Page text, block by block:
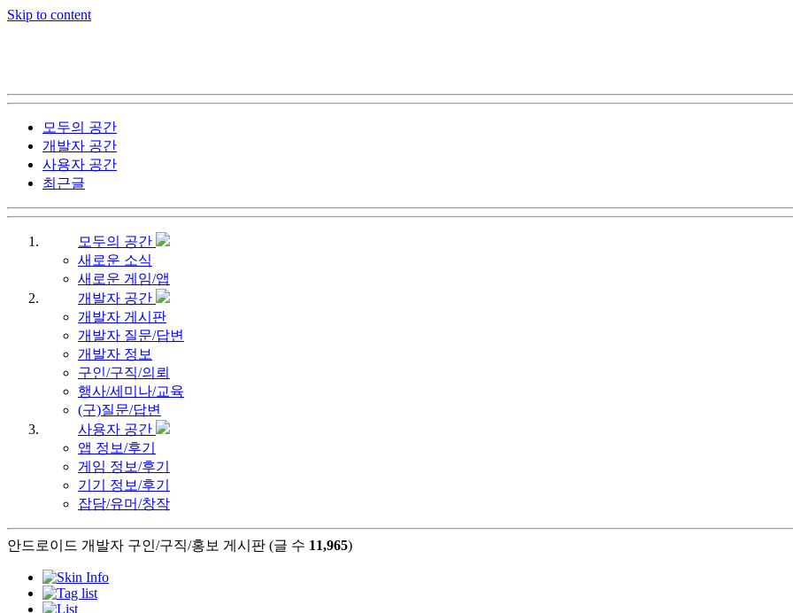
Skip to content
모두의 공간
개발자 공간
사용자 공간
최근글
모두의 공간
새로운 소식
새로운 게임/앱
개발자 공간
개발자 게시판
개발자 질문/답변
개발자 정보
구인/구직/의뢰
행사/세미나/교육
(구)질문/답변
사용자 공간
앱 정보/후기
게임 정보/후기
기기 정보/후기
잡담/유머/창작
안드로이드 개발자 구인/구직/홍보 게시판 (글 수 11,965)